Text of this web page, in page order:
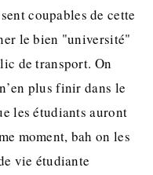
coupables de cette
le bien "université"
de transport. On
plus finir dans le
les étudiants auront
moment, bah on les
vie étudiante